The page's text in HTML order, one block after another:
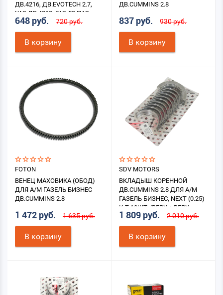
ДВ.4216, ДВ.EVOTECH 2.7,
УАЗ ДВ.4213, ГАЗ-53,ПАЗ
648 руб. 720 руб.
В корзину
ДВ.CUMMINS 2.8
837 руб. 930 руб.
В корзину
FOTON
ВЕНЕЦ МАХОВИКА (ОБОД)
ДЛЯ А/М ГАЗЕЛЬ БИЗНЕС
ДВ.CUMMINS 2.8
1 472 руб. 1 635 руб.
В корзину
SDV MOTORS
ВКЛАДЫШ КОРЕННОЙ
ДВ.CUMMINS 2.8 ДЛЯ А/М
ГАЗЕЛЬ БИЗНЕС, NEXT (0.25)
К-Т 10ШТ. (ВЕРХ.+ ВЕРХ.
УПОРНЫЙ + НИЖН.)
1 809 руб. 2 010 руб.
В корзину